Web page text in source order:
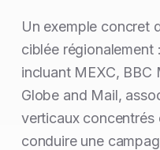
Un exemple concret
ciblée régionalement
incluant MEXC,
Globe and Mail,
verticaux concentrés
conduire une